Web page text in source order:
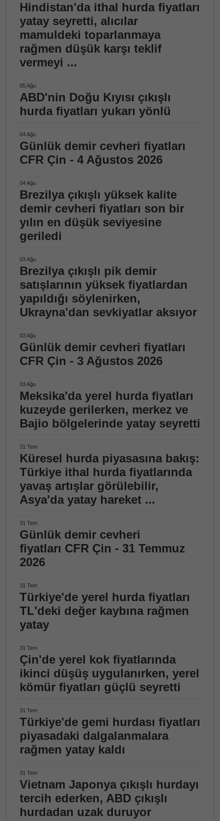
Hindistan'da ithal hurda fiyatları
yatay seyretti, alıcılar
mamuldeki toparlanmaya
rağmen düşük karşı teklif
vermeyi ...
05 Ağu
ABD'nin Doğu Kıyısı çıkışlı
hurda fiyatları yukarı yönlü
04 Ağu
Günlük demir cevheri fiyatları
CFR Çin - 4 Ağustos 2026
04 Ağu
Brezilya çıkışlı yüksek kalite
demir cevheri fiyatları son bir
yılın en düşük seviyesine
geriledi
03 Ağu
Brezilya çıkışlı pik demir
satışlarının yüksek fiyatlardan
yapıldığı söylenirken,
Ukrayna'dan sevkiyatlar aksıyor
03 Ağu
Günlük demir cevheri fiyatları
CFR Çin - 3 Ağustos 2026
03 Ağu
Meksika'da yerel hurda fiyatları
kuzeyde gerilerken, merkez ve
Bajio bölgelerinde yatay seyretti
31 Tem
Küresel hurda piyasasına bakış:
Türkiye ithal hurda fiyatlarında
yavaş artışlar görülebilir,
Asya'da yatay hareket ...
31 Tem
Günlük demir cevheri
fiyatları CFR Çin - 31 Temmuz
2026
31 Tem
Türkiye'de yerel hurda fiyatları
TL'deki değer kaybına rağmen
yatay
31 Tem
Çin'de yerel kok fiyatlarında
ikinci düşüş uygulanırken, yerel
kömür fiyatları güçlü seyretti
31 Tem
Türkiye'de gemi hurdası fiyatları
piyasadaki dalgalanmalara
rağmen yatay kaldı
31 Tem
Vietnam Japonya çıkışlı hurdayı
tercih ederken, ABD çıkışlı
hurdadan uzak duruyor